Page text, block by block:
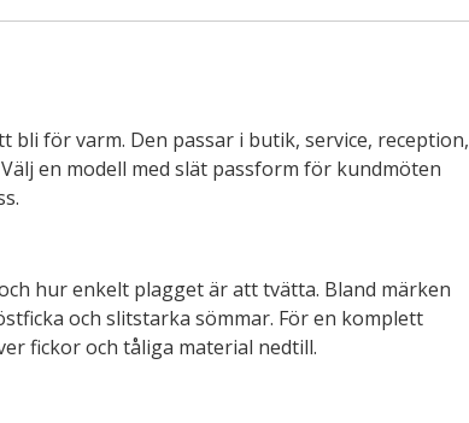
för varm. Den passar i butik, service, reception,
en modell med slät passform för kundmöten
hur enkelt plagget är att tvätta. Bland märken
och slitstarka sömmar. För en komplett
fickor och tåliga material nedtill.